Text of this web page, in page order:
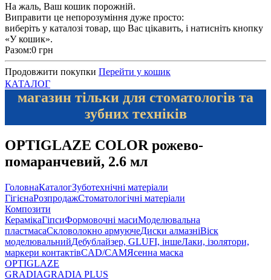
На жаль, Ваш кошик порожній.
Виправити це непорозуміння дуже просто:
виберіть у каталозі товар, що Вас цікавить, і натисніть кнопку
«У кошик».
Разом:0 грн
Продовжити покупки Перейти у кошик
КАТАЛОГ
магазин тільки для стоматологів та
зубних техніків
OPTIGLAZE COLOR рожево-
помаранчевий, 2.6 мл
ГоловнаКаталогЗуботехнічні матеріали
ГігієнаРозпродажСтоматологічні матеріали
Композити
КерамікаГіпсиФормовочні масиМоделювальна
пластмасаСкловолокно армуючеДиски алмазніВіск
моделювальнийДебублайзер, GLUFI, іншеЛаки, ізолятори,
маркери контактівCAD/CAMЯсенна маска
OPTIGLAZE
GRADIAGRADIA PLUS